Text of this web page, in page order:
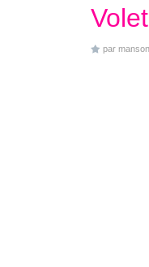
par manson